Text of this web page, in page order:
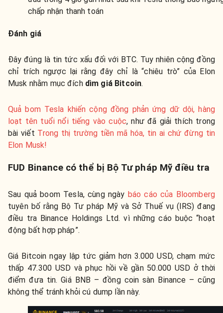
chấp nhận thanh toán
Đánh giá
Đây đúng là tin tức xấu đối với BTC. Tuy nhiên cộng đồng
chỉ trích ngược lại rằng đây chỉ là “chiêu trò” của Elon
Musk nhằm mục đích dìm giá Bitcoin.
Quả bom Tesla khiến cộng đồng phản ứng dữ dội, hàng
loạt tên tuổi nổi tiếng vào cuộc, như đã giải thích trong
bài viết Trong thị trường tiền mã hóa, tin ai chứ đừng tin
Elon Musk!
FUD Binance có thể bị Bộ Tư pháp Mỹ điều tra
Sau quả boom Tesla, cùng ngày báo cáo của Bloomberg
tuyên bố rằng Bộ Tư pháp Mỹ và Sở Thuế vụ (IRS) đang
điều tra Binance Holdings Ltd. vì những cáo buộc “hoạt
động bất hợp pháp”.
Giá Bitcoin ngay lập tức giảm hơn 3.000 USD, chạm mức
thấp 47.300 USD và phục hồi về gần 50.000 USD ở thời
điểm đưa tin. Giá BNB – đồng coin sàn Binance – cũng
không thể tránh khỏi cú dump lần này.